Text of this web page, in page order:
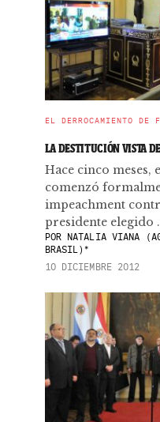
EL DERROCAMIENTO DE
LA DESTITUCIÓN VISTA
Hace cinco meses,
comenzó
impeachment
presidente elegido
PORNATALIA VIANA
BRASIL)*
10 DICIEMBRE 2012